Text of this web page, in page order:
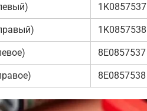
1K0857537
1K0857538
8E0857537
8E0857538